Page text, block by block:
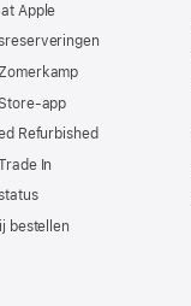
Apple
app
Refurbished
In
bestellen